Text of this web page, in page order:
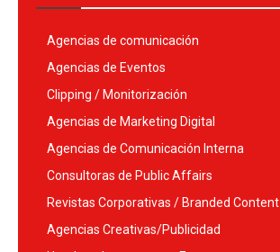
Agencias de comunicación
Agencias de Eventos
Clipping / Monitorización
Agencias de Marketing Digital
Agencias de Comunicación Interna
Consultoras de Public Affairs
Revistas Corporativas / Branded Content
Agencias Creativas/Publicidad